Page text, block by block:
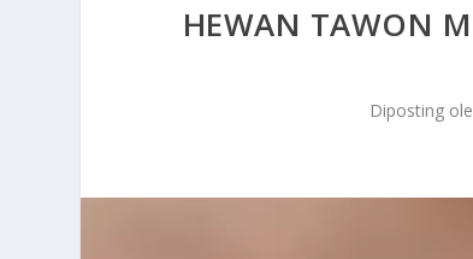
HEWAN TAWON
Diposting